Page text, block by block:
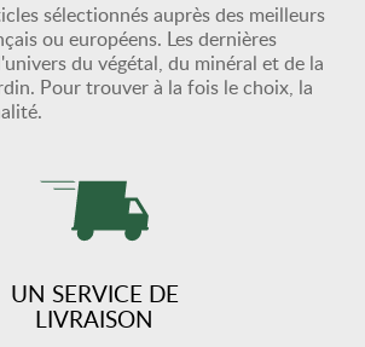
sélectionnés auprès des meilleurs
ou européens. Les dernières
du végétal, du minéral et de la
Pour trouver à la fois le choix, la
UN SERVICE DE
LIVRAISON